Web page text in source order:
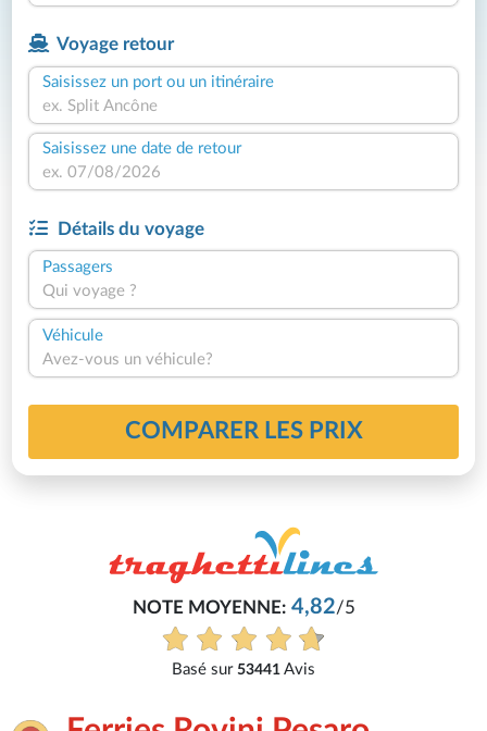
Voyage retour
Saisissez un port ou un itinéraire
Saisissez une date de retour
Détails du voyage
Passagers
Qui voyage ?
Véhicule
Avez-vous un véhicule?
COMPARER LES PRIX
NOTE MOYENNE:4,82/5
Basé sur 53441 Avis